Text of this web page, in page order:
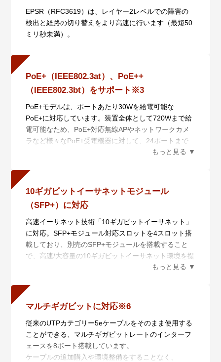
・ 非AMF Plus装置対応（ワイドエリアバーチャルリ
ンク）
非AMF Plus装置の混在や広域商用回線を介したAMF
さらに、広域商用回線を介して本機能を利用している
AMF Plusメンバーの自動復旧にも対応します（ネイバ
ーリカバリー、シングルノードリカバリー）。
・ 分散マスター処理（AMF Plusコントローラー）
AMF Plusマスターの分散配置と統合管理により、大規
模ネットワークに対応します。
さらに、AMF PlusとAT-Vista Manager EXと連携させ
ることにより収集・分析されたネットワーク全体の情
報を俯瞰的に可視化し、ネットワーク管理者の意図に
・ AMF Plusを用いた簡単マイグレーション
先行シリーズから機器を入れ替えるだけで自動的に設
定が移行できます。本機能により、ネットワークのア
ップグレードをゼロタッチで実現でき、アップグレー
ドに必要な工数を大幅に削減します。本シリーズでは
x610/x510/x510L/x310シリーズ、AT-IX5-28GPXから
の入れ替えに対応しております。
x530LシリーズはAMF Plusメンバー装置に対応してお
イッチとしての利用や、VCS構成で冗長性を高めたデ
いずれの用途においても、AMF Plusマスター装置との
組み合わせによりAMF/AMFPlusによるネットワークの
仮想化および統合管理が可能となり、ネットワークデ
ィストリビューションからエッジの管理性を飛躍的に
向上させ、管理・運用コストの最適化を実現します。
す。
※ 2 VCS 構成でフィーチャーライセンスの各機能を利
用する場合は、VCSマスターおよびVCS スレーブの双
EPSR（RFC3619）は、レイヤー2レベルでの障害の
検出と経路の切り替えをより高速に行います（最短50
ミリ秒未満）。
PoE+（IEEE802.3at）、PoE++
（IEEE802.3bt）をサポート※3
PoE+モデルは、ポートあたり30Wを給電可能な
PoE+に対応しています。装置全体として720Wまで給
電可能なため、PoE+対応無線APやネットワークカメ
ラなど様々なPoE+受電機器に対して、24ポートまで
の大容量PoE給電が可能なPoE++にも対応します。
PoE++給電により、無線APやIPカメラなど従来からの
PoEデバイスに加え、センサーやLED照明など、新し
い各種IoTデバイスへの給電も可能とします。
PoE+/PoE++モデルとも、PoE給電を停止せず、機器
の再起動を可能とする Non-stop PoEにも対応可能で
※4、受電機器の可用性を飛躍的に向上させることも
できます。
それに加えて、PoE++モデルはEthernet Allianceが推
Gen 2 PoE認証を取得しました※5。
ていることを業界ベースで定義されていることとな
り、PoE++受電デバイスとの接続性が担保され、製品
の信頼性をより一層高めることが可能です。
※ 3 PoE+/PoE++ モデルのみ
※ 4 Non-stop PoEライセンス（AT-x530L-FL11）の購
10ギガビットイーサネットモジュール
（SFP+）に対応
高速イーサネット技術「10ギガビットイーサネット」
に対応。SFP+モジュール対応スロットを4スロット搭
載しており、別売のSFP+モジュールを搭載すること
で、高速/大容量の10ギガビットイーサネット環境を提
マルチギガビットに対応※6
従来のUTPカテゴリー5eケーブルをそのまま使用する
ことができる、マルチギガビットレートのインターフ
ェースを8ポート搭載しています。
ケーブルの追加購入や環境整備をすることなく、